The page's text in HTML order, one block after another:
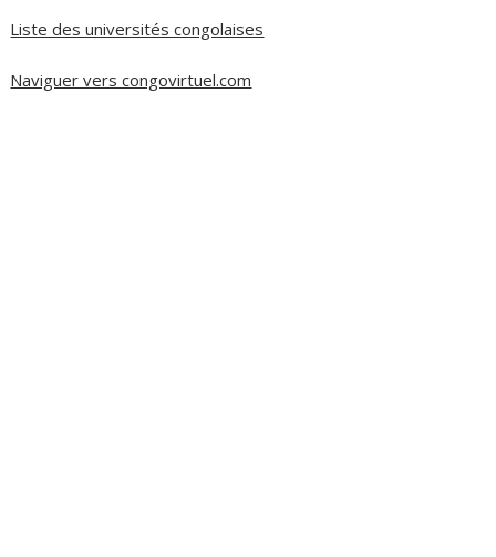
Liste des universités congolaises
Naviguer vers congovirtuel.com